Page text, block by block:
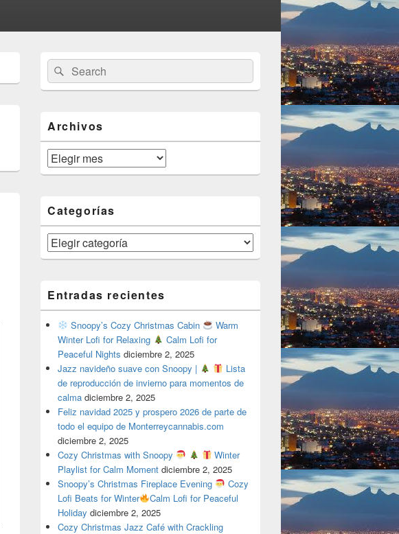
Primary
Sidebar
Widget
Area
Search
for:
Search
Archivos
Archivos
Categorías
Categorías
Entradas recientes
Snoopy’s Cozy Christmas Cabin
Warm
Winter Lofi for Relaxing
Calm Lofi for
Peaceful Nights diciembre 2, 2025
Jazz navideño suave con Snoopy |
Lista
de reproducción de invierno para momentos de
calma diciembre 2, 2025
Feliz navidad 2025 y prospero 2026 de parte de
todo el equipo de Monterreycannabis.com
diciembre 2, 2025
Cozy Christmas with Snoopy
Winter
Playlist for Calm Moment diciembre 2, 2025
Snoopy’s Christmas Fireplace Evening
Cozy
Lofi Beats for Winter
Calm Lofi for Peaceful
Holiday diciembre 2, 2025
Cozy Christmas Jazz Café with Crackling